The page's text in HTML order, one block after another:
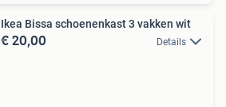
Ikea Bissa schoenenkast 3 vakken wit
€ 20,00 Details